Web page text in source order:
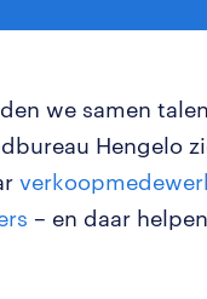
we samen
Hengelo
– en daar